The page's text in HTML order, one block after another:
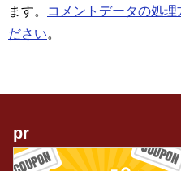
ます。
コメントデータの処理
ださい。
pr